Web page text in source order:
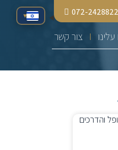
072-2428822
צור קשר
והדרכים
▾